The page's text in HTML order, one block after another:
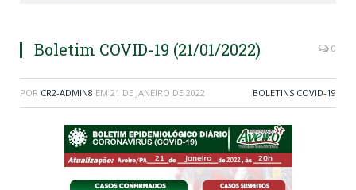
Boletim COVID-19 (21/01/2022) 0
POR CR2-ADMIN8 EM 21 DE JANEIRO DE 2022 BOLETINS COVID-19